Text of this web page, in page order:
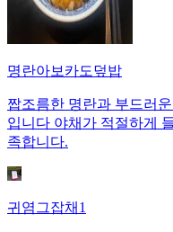
명란아보카도덮밥
짭조름한 명란과 부드러
입니다 야채가 적절하게
족합니다.
귀염그잡채1